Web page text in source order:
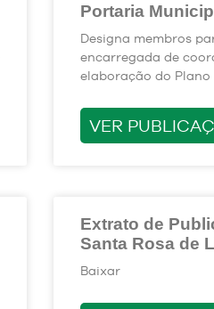
Portaria
Designa membros
encarregada de
elaboração do Plano
VER
Extrato de
Santa Rosa de
Baixar